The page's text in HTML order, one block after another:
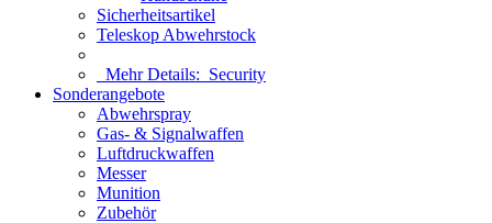
Sicherheitsartikel
Teleskop Abwehrstock
Mehr Details: Security
Sonderangebote
Abwehrspray
Gas- & Signalwaffen
Luftdruckwaffen
Messer
Munition
Zubehör